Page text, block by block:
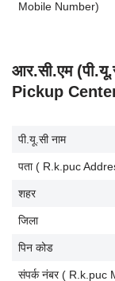
Mobile Number)
आर.सी.एम
Pickup
पी.यू.सी नाम
पता ( R.k.puc
शहर
जिला
पिन कोड
संपर्क नंबर ( R.k.puc